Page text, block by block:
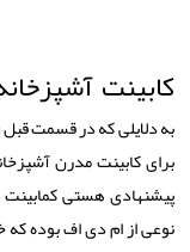
کابینت
به دلایلی که در قسمت قبل
برای کابینت مدرن
پیشنهادی هستی
نوعی از ام دی اف بوده